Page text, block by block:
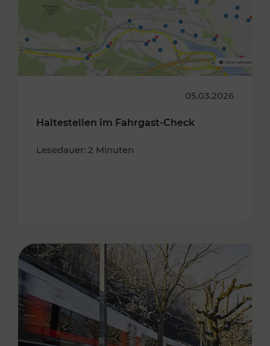
05.03.2026
Haltestellen im Fahrgast-Check
Lesedauer: 2 Minuten